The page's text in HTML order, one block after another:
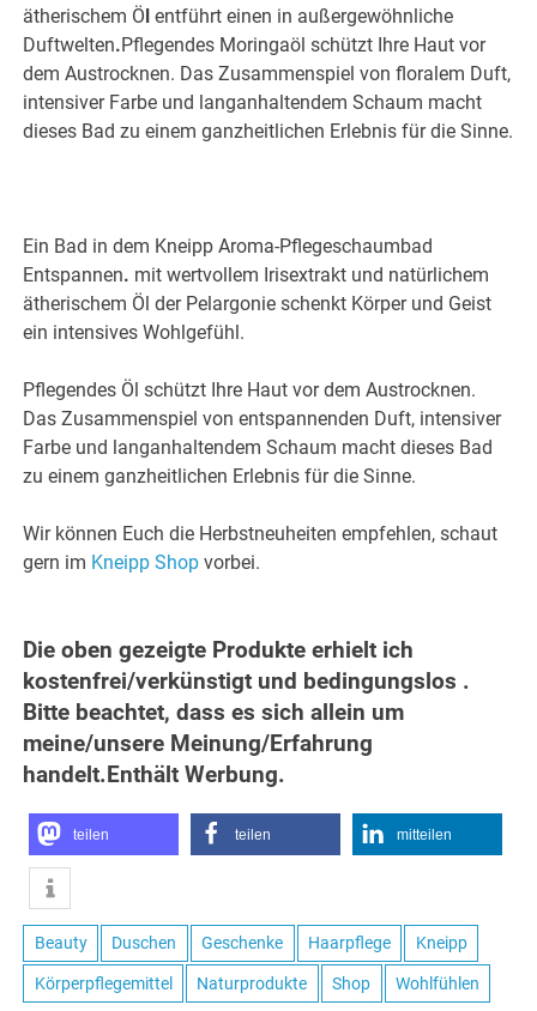
ätherischem Öl entführt einen in außergewöhnliche
Duftwelten.Pflegendes Moringaöl schützt Ihre Haut vor
dem Austrocknen. Das Zusammenspiel von floralem Duft,
intensiver Farbe und langanhaltendem Schaum macht
dieses Bad zu einem ganzheitlichen Erlebnis für die Sinne.
Ein Bad in dem Kneipp Aroma-Pflegeschaumbad
Entspannen. mit wertvollem Irisextrakt und natürlichem
ätherischem Öl der Pelargonie schenkt Körper und Geist
ein intensives Wohlgefühl.
Pflegendes Öl schützt Ihre Haut vor dem Austrocknen.
Das Zusammenspiel von entspannenden Duft, intensiver
Farbe und langanhaltendem Schaum macht dieses Bad
zu einem ganzheitlichen Erlebnis für die Sinne.
Wir können Euch die Herbstneuheiten empfehlen, schaut
gern im Kneipp Shop vorbei.
Die oben gezeigte Produkte erhielt ich
kostenfrei/verkünstigt und bedingungslos .
Bitte beachtet, dass es sich allein um
meine/unsere Meinung/Erfahrung
handelt.Enthält Werbung.
teilen teilen mitteilen
Beauty Duschen Geschenke Haarpflege Kneipp
Körperpflegemittel Naturprodukte Shop Wohlfühlen